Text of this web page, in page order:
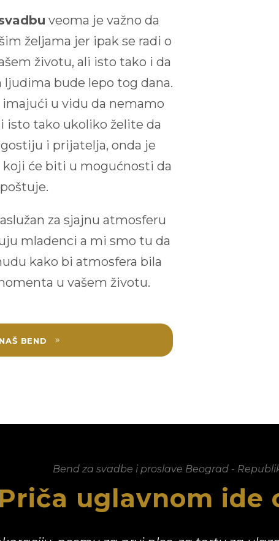
veoma je važno da
željama jer ipak se radi o
životu, ali isto tako i da
bude lepo tog dana.
u vidu da nemamo
isto tako ukoliko želite da
i prijatelja, onda je
će biti u mogućnosti da
za sjajnu atmosferu
mladenci a mi smo tu da
kako bi atmosfera bila
u vašem životu.
BEND
Bend za svadbe i proslave Beograd -
Priča uglavnom ide